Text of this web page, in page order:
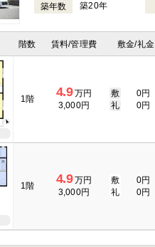
築年数 築20年
階数 賃料/管理費 敷金/礼金
1階 4.9万円
3,000円
敷
0円
礼
0円
1階 4.9万円
3,000円
敷
0円
礼
0円